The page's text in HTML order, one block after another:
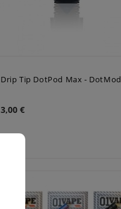
Drip Tip DotPod Max - DotMod
3,00 €